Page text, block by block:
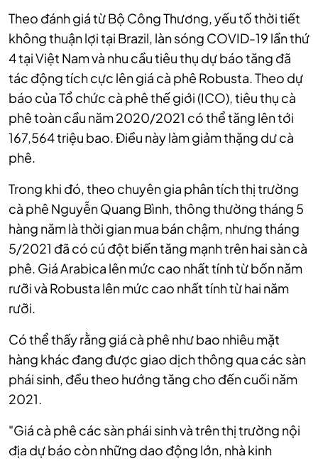
Theo đánh giá từ Bộ Công Thương, yếu tố thời tiết
không thuận lợi tại Brazil, làn sóng COVID-19 lần thứ
4 tại Việt Nam và nhu cầu tiêu thụ dự báo tăng đã
tác động tích cực lên giá cà phê Robusta.Theo dự
báo của Tổ chức cà phê thế giới (ICO), tiêu thụ cà
phê toàn cầu năm 2020/2021 có thể tăng lên tới
167,564 triệu bao. Điều này làm giảm thặng dư cà
phê.
Trong khi đó, theo chuyên gia phân tích thị trường
cà phê Nguyễn Quang Bình, thông thường tháng 5
hàng năm là thời gian mua bán chậm, nhưng tháng
5/2021 đã có cú đột biến tăng mạnh trên hai sàn cà
phê. Giá Arabica lên mức cao nhất tính từ bốn năm
rưỡi và Robusta lên mức cao nhất tính từ hai năm
rưỡi.
Có thể thấy rằng giá cà phê như bao nhiêu mặt
hàng khác đang được giao dịch thông qua các sàn
phái sinh, đều theo hướng tăng cho đến cuối năm
2021.
"Giá cà phê các sàn phái sinh và trên thị trường nội
địa dự báo còn những dao động lớn, nhà kinh